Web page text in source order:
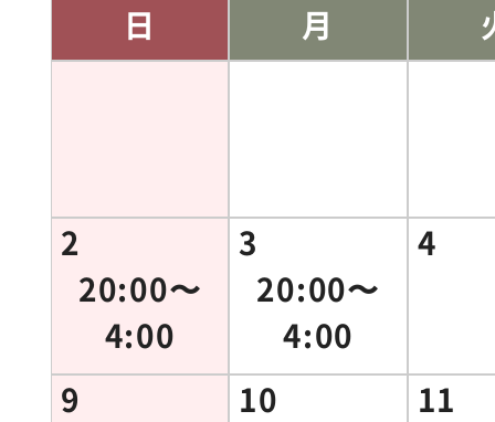
日 月
2
20:00〜
4:00
3
20:00〜
4:00
4
9
10
11